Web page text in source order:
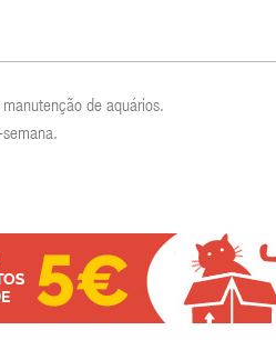
de aquários.